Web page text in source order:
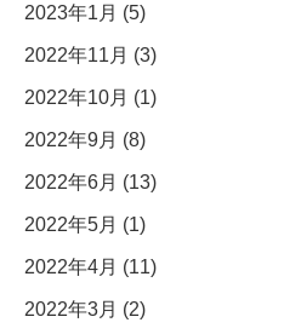
2023年1月 (5)
2022年11月 (3)
2022年10月 (1)
2022年9月 (8)
2022年6月 (13)
2022年5月 (1)
2022年4月 (11)
2022年3月 (2)